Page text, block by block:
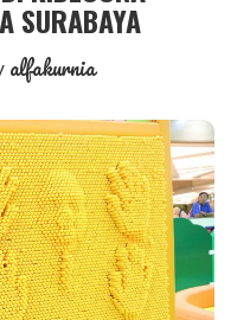
SURABAYA
alfakurnia